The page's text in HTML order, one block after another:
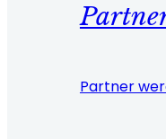
Partner